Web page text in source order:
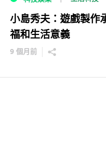
小島秀夫：遊戲製作
福和生活意義
9 個月前